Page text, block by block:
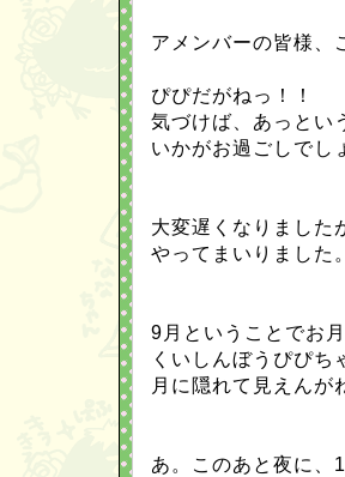
アメンバーの皆様、
ぴぴだがねっ！！
気づけば、あっとい
いかがお過ごしでし
大変遅くなりました
やってまいりました。
9月ということでお月
くいしんぼうぴぴち
月に隠れて見えんが
あ。このあと夜に、